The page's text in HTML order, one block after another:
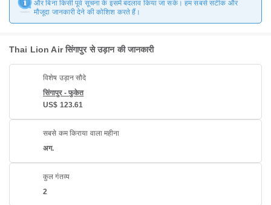
और बिना किसी पूर्व सूचना के इसमें बदलाव किया जा सके। हम सबसे सटीक और
मौजूदा जानकारी देने की कोशिश करते हैं।
Thai Lion Air सिंगापुर से उड़ान की जानकारी
विशेष उड़ान सौदे
सिंगापुर - फुकेत
US$ 123.61
सबसे कम किराया वाला महीना
अग.
कुल गंतव्य
2